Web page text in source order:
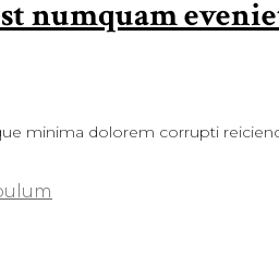
numquam
minima dolorem corrupti